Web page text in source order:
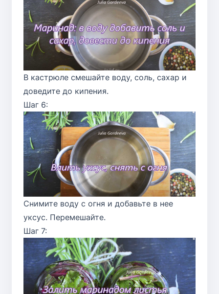
В кастрюле смешайте воду, соль, сахар и
доведите до кипения.
Шаг 6:
Снимите воду с огня и добавьте в нее
уксус. Перемешайте.
Шаг 7: